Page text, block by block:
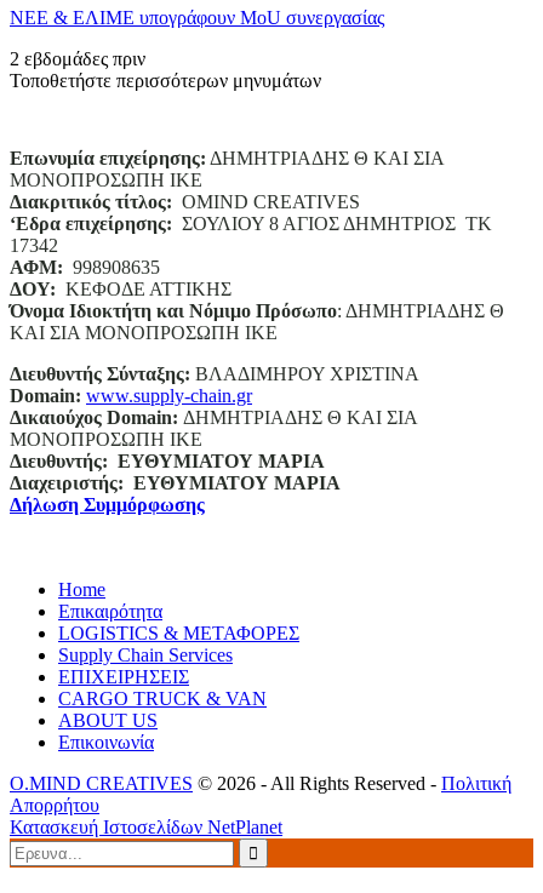
ΝΕΕ & ΕΛΙΜΕ υπογράφουν MoU συνεργασίας
2 εβδομάδες πριν
Τοποθετήστε περισσότερων μηνυμάτων
Επωνυμία επιχείρησης: ΔΗΜΗΤΡΙΑΔΗΣ Θ ΚΑΙ ΣΙΑ
ΜΟΝΟΠΡΟΣΩΠΗ ΙΚΕ
Διακριτικός τίτλος: ΟΜΙΝD CREATIVES
‘Eδρα επιχείρησης: ΣΟΥΛΙΟΥ 8 ΑΓΙΟΣ ΔΗΜΗΤΡΙΟΣ ΤΚ
17342
ΑΦΜ: 998908635
ΔΟΥ: ΚΕΦΟΔΕ ΑΤΤΙΚΗΣ
Όνομα Ιδιοκτήτη και Νόμιμο Πρόσωπο: ΔΗΜΗΤΡΙΑΔΗΣ Θ
ΚΑΙ ΣΙΑ ΜΟΝΟΠΡΟΣΩΠΗ ΙΚΕ
Διευθυντής Σύνταξης: ΒΛΑΔΙΜΗΡΟΥ ΧΡΙΣΤΙΝΑ
Domain: www.supply-chain.gr
Δικαιούχος Domain: ΔΗΜΗΤΡΙΑΔΗΣ Θ ΚΑΙ ΣΙΑ
ΜΟΝΟΠΡΟΣΩΠΗ ΙΚΕ
Διευθυντής: ΕΥΘΥΜΙΑΤΟΥ ΜΑΡΙΑ
Διαχειριστής: ΕΥΘΥΜΙΑΤΟΥ ΜΑΡΙΑ
Δήλωση Συμμόρφωσης
Home
Επικαιρότητα
LOGISTICS & ΜΕΤΑΦΟΡΕΣ
Supply Chain Services
ΕΠΙΧΕΙΡΗΣΕΙΣ
CARGO TRUCK & VAN
ABOUT US
Επικοινωνία
O.MIND CREATIVES © 2026 - All Rights Reserved - Πολιτική
Απορρήτου
Κατασκευή Ιστοσελίδων NetPlanet